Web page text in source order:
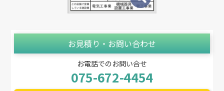
お見積り・お問い合わせ
お電話でのお問い合せ
075-672-4454